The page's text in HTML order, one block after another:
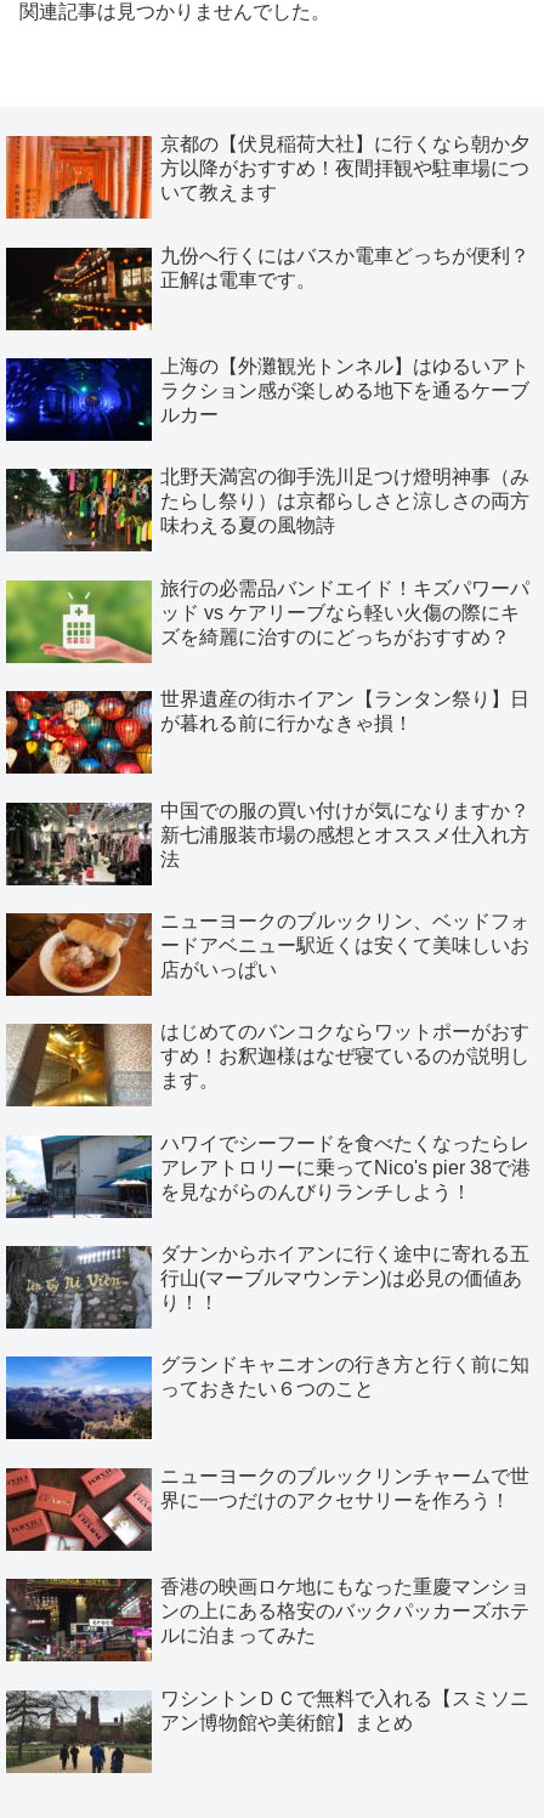
関連記事は見つかりませんでした。
京都の【伏見稲荷大社】に行くなら朝か夕
方以降がおすすめ！夜間拝観や駐車場につ
いて教えます
九份へ行くにはバスか電車どっちが便利？
正解は電車です。
上海の【外灘観光トンネル】はゆるいアト
ラクション感が楽しめる地下を通るケーブ
ルカー
北野天満宮の御手洗川足つけ燈明神事（み
たらし祭り）は京都らしさと涼しさの両方
味わえる夏の風物詩
旅行の必需品バンドエイド！キズパワーパ
ッド vs ケアリーブなら軽い火傷の際にキ
ズを綺麗に治すのにどっちがおすすめ？
世界遺産の街ホイアン【ランタン祭り】日
が暮れる前に行かなきゃ損！
中国での服の買い付けが気になりますか？
新七浦服装市場の感想とオススメ仕入れ方
法
ニューヨークのブルックリン、ベッドフォ
ードアベニュー駅近くは安くて美味しいお
店がいっぱい
はじめてのバンコクならワットポーがおす
すめ！お釈迦様はなぜ寝ているのが説明し
ます。
ハワイでシーフードを食べたくなったらレ
アレアトロリーに乗ってNico's pier 38で港
を見ながらのんびりランチしよう！
ダナンからホイアンに行く途中に寄れる五
行山(マーブルマウンテン)は必見の価値あ
り！！
グランドキャニオンの行き方と行く前に知
っておきたい６つのこと
ニューヨークのブルックリンチャームで世
界に一つだけのアクセサリーを作ろう！
香港の映画ロケ地にもなった重慶マンショ
ンの上にある格安のバックパッカーズホテ
ルに泊まってみた
ワシントンＤＣで無料で入れる【スミソニ
アン博物館や美術館】まとめ